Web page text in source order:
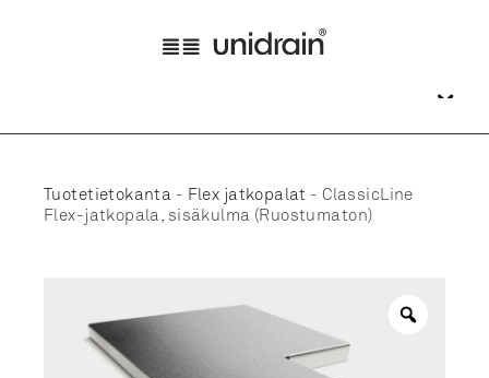
Tuotetietokanta - Flex jatkopalat - ClassicLine
Flex-jatkopala, sisäkulma (Ruostumaton)